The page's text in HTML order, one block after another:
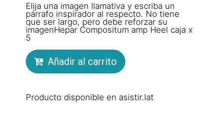
Elija una imagen llamativa y escriba un
párrafo inspirador al respecto. No tiene
que ser largo, pero debe reforzar su
imagenHepar Compositum amp Heel caja x
5
Añadir al carrito
Producto disponible en asistir.lat